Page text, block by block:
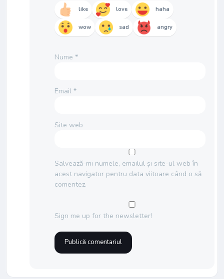
like love haha
wow sad angry
Nume *
Email *
Site web
Salvează-mi numele, emailul și site-ul web în
acest navigator pentru data viitoare când o să
comentez.
Sign me up for the newsletter!